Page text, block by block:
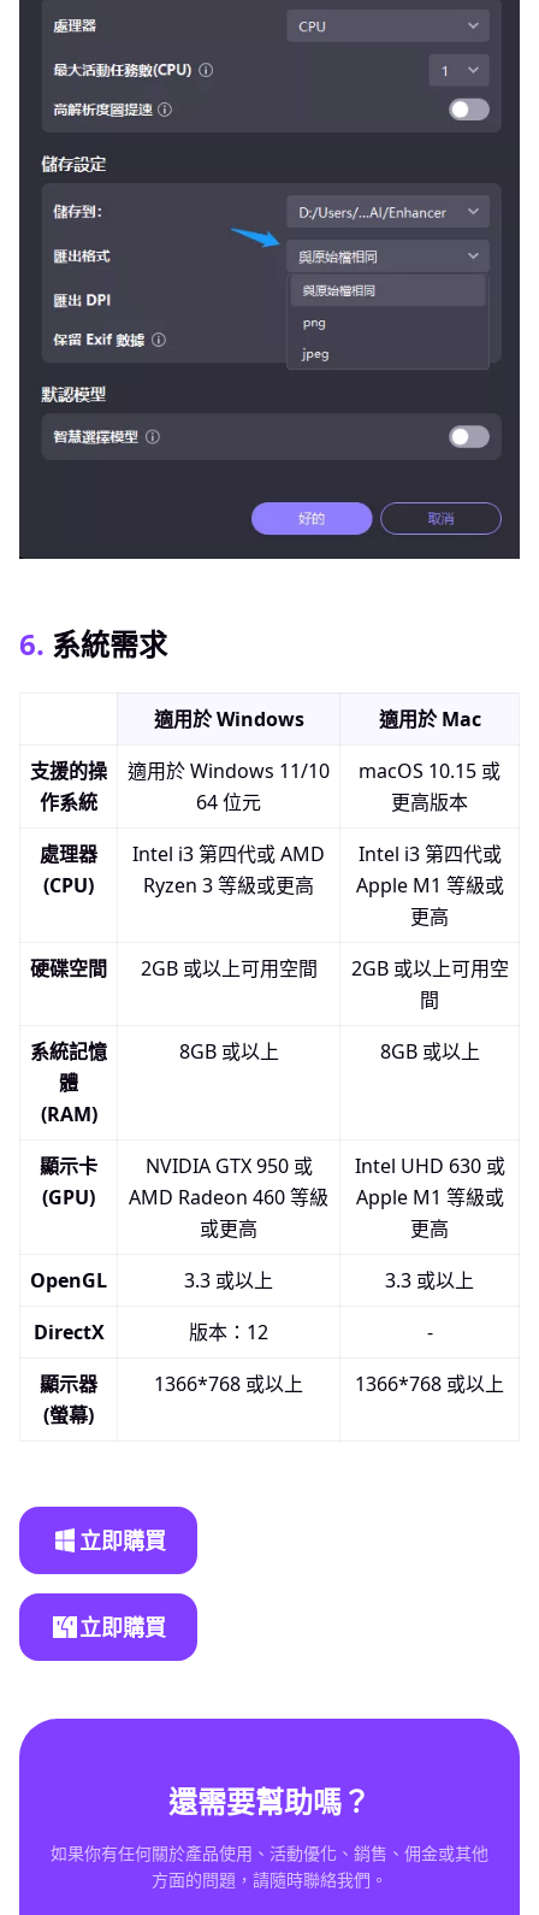
6. 系統需求
適用於 Windows
適用於 Mac
支援的操
作系統
適用於 Windows 11/10
64 位元
macOS 10.15 或
更高版本
處理器
(CPU)
Intel i3 第四代或 AMD
Ryzen 3 等級或更高
Intel i3 第四代或
Apple M1 等級或
更高
硬碟空間
2GB 或以上可用空間
2GB 或以上可用空
間
系統記憶
體
(RAM)
8GB 或以上 8GB 或以上
顯示卡
(GPU)
NVIDIA GTX 950 或
AMD Radeon 460 等級
或更高
Intel UHD 630 或
Apple M1 等級或
更高
OpenGL
3.3 或以上
3.3 或以上
DirectX
版本：12
-
顯示器
(螢幕)
1366*768 或以上 1366*768 或以上
立即購買
立即購買
還需要幫助嗎？
如果你有任何關於產品使用、活動優化、銷售、佣金或其他
方面的問題，請隨時聯絡我們。